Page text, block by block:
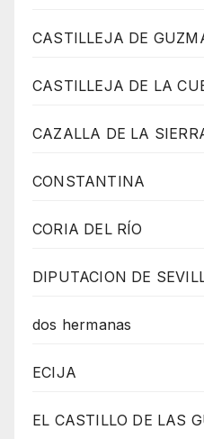
CASTILLEJA DE
CASTILLEJA DE LA
CAZALLA DE LA
CONSTANTINA
CORIA DEL RÍO
DIPUTACION DE
dos hermanas
ECIJA
EL CASTILLO DE LAS